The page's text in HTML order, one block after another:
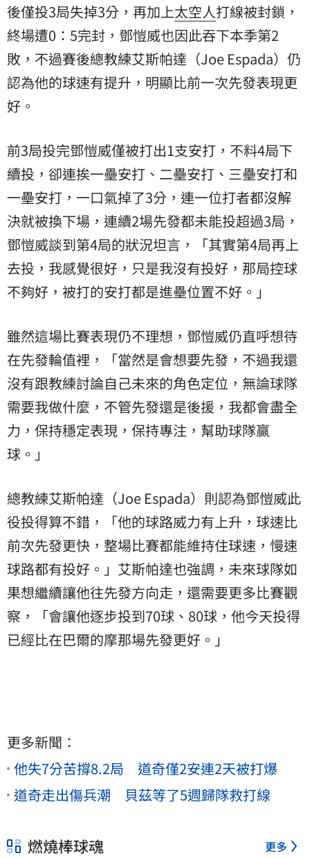
後僅投3局失掉3分，再加上太空人打線被封鎖，
終場遭0：5完封，鄧愷威也因此吞下本季第2
敗，不過賽後總教練艾斯帕達（Joe Espada）仍
認為他的球速有提升，明顯比前一次先發表現更
好。
前3局投完鄧愷威僅被打出1支安打，不料4局下
續投，卻連挨一壘安打、二壘安打、三壘安打和
一壘安打，一口氣掉了3分，連一位打者都沒解
決就被換下場，連續2場先發都未能投超過3局，
鄧愷威談到第4局的狀況坦言，「其實第4局再上
去投，我感覺很好，只是我沒有投好，那局控球
不夠好，被打的安打都是進壘位置不好。」
雖然這場比賽表現仍不理想，鄧愷威仍直呼想待
在先發輪值裡，「當然是會想要先發，不過我還
沒有跟教練討論自己未來的角色定位，無論球隊
需要我做什麼，不管先發還是後援，我都會盡全
力，保持穩定表現，保持專注，幫助球隊贏
球。」
總教練艾斯帕達（Joe Espada）則認為鄧愷威此
役投得算不錯，「他的球路威力有上升，球速比
前次先發更快，整場比賽都能維持住球速，慢速
球路都有投好。」艾斯帕達也強調，未來球隊如
果想繼續讓他往先發方向走，還需要更多比賽觀
察，「會讓他逐步投到70球、80球，他今天投得
已經比在巴爾的摩那場先發更好。」
更多新聞：
他失7分苦撐8.2局 道奇僅2安連2天被打爆
道奇走出傷兵潮 貝茲等了5週歸隊救打線
燃燒棒球魂 更多